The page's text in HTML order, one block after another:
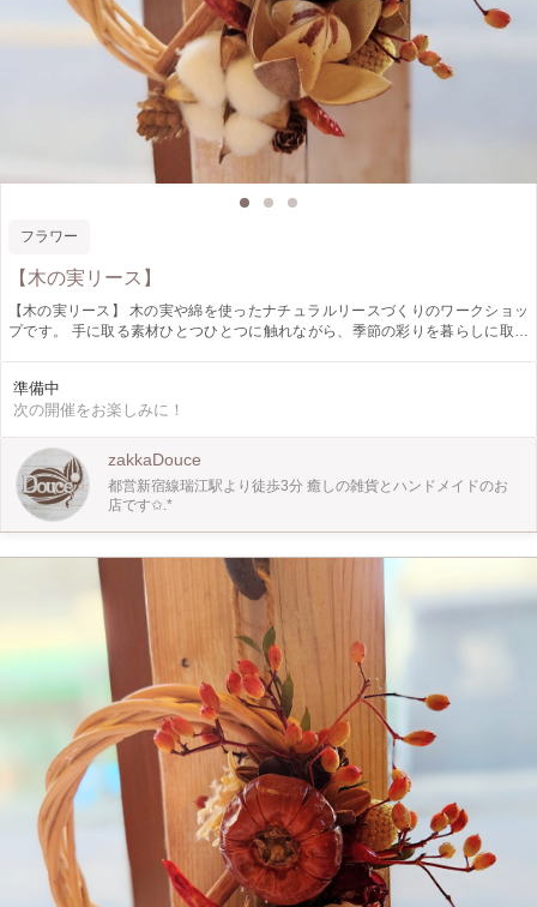
フラワー
【木の実リース】
【木の実リース】 木の実や綿を使ったナチュラルリースづくりのワークショッ
プです。 手に取る素材ひとつひとつに触れながら、季節の彩りを暮らしに取り
¥2,420(税込) 他のアイテムを作りたい方はご相談ください!
【WinWin_ww_Project 割引】 ひとり親家庭で生活されている方、ご本人、お子
ではありますが 作品ご購入時、ワークショップ参加費を 少しでもたくさんの方
へ癒しをお届けしたい思いより 微力ではありますが 各10%ずつ割り引きさせて
頂きます◇.* ※ひとり親証明確認の出来る書類 障害者証明確認の出来る書類の
ご提示をお願い致します。 【利用登録会員割引】 作品ご購入時、ワークショッ
プ参加費を 日頃の感謝を込めまして コチラもお気持ちではありますが 10%割り
引きさせて頂きます** ☆上記割引は該当分併用致します☆ ※ワークショップの
ご参加での割引利用は 当日店頭にて差額分を精算させて頂きます。 ◇講師◇
《HO_tms124》 @ho_tms124 ◇場所◇ zakka&hairsalon Douce 店内 ワークシ
ョップスペース 江戸川区南篠崎町3-1-11メゾンSUGA II 1F 都営新宿線瑞江駅南
口より徒歩3分 03-6638-6050
準備中
次の開催をお楽しみに！
zakkaDouce
都営新宿線瑞江駅より徒歩3分 癒しの雑貨とハンドメイドのお
店です✩.*